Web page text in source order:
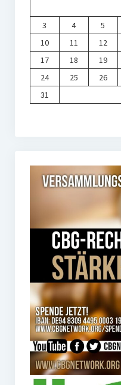
3
4 5
10
11 12
17
18 19
24
25 26
31